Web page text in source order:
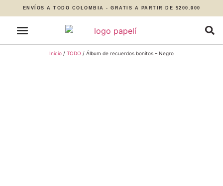
ENVÍOS A TODO COLOMBIA - GRATIS A PARTIR DE $200.000
Inicio / TODO / Álbum de recuerdos bonitos – Negro